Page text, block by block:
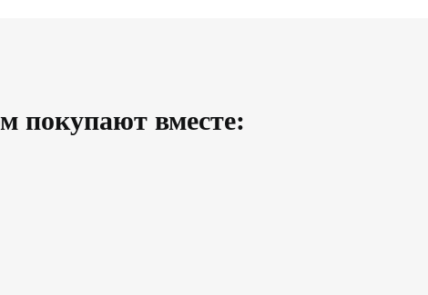
покупают вместе: